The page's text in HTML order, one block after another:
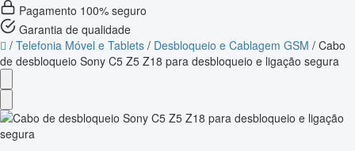
Pagamento 100% seguro
Garantia de qualidade
/ Telefonia Móvel e Tablets / Desbloqueio e Cablagem GSM / Cabo
de desbloqueio Sony C5 Z5 Z18 para desbloqueio e ligação segura